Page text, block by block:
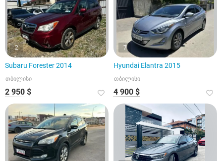
2
Subaru Forester 2014
თბილისი
2 950 $
7
Hyundai Elantra 2015
თბილისი
4 900 $